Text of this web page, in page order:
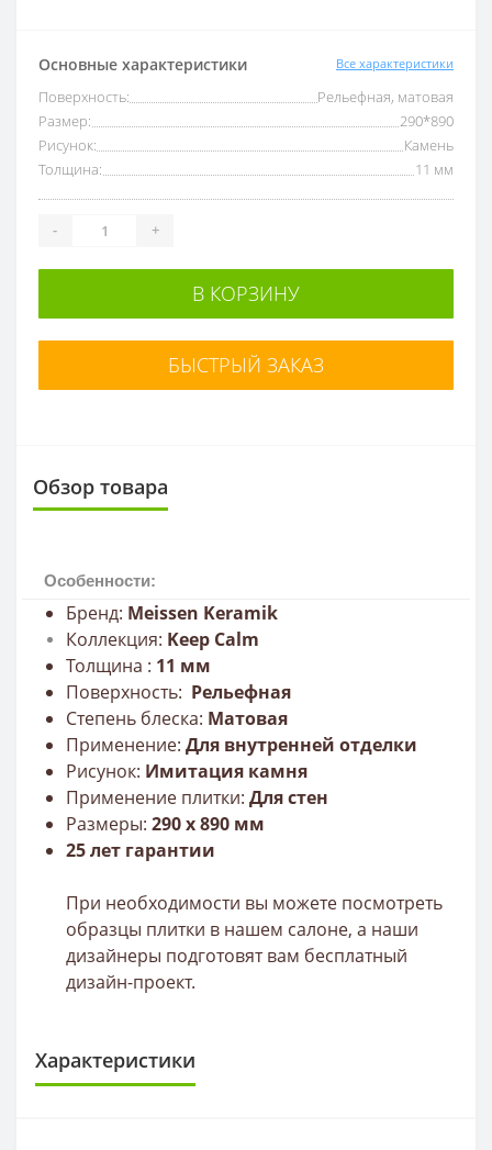
Основные характеристики Все характеристики
Поверхность:
Рельефная, матовая
Размер:
290*890
Рисунок:
Камень
Толщина:
11 мм
- +
В КОРЗИНУ
БЫСТРЫЙ ЗАКАЗ
Обзор товара
Особенности:
Бренд: Meissen Keramik
Коллекция: Keep Calm
Толщина : 11 мм
Поверхность: Рельефная
Степень блеска: Матовая
Применение: Для внутренней отделки
Рисунок: Имитация камня
Применение плитки: Для стен
Размеры: 290 x 890 мм
25 лет гарантии
При необходимости вы можете посмотреть
образцы плитки в нашем салоне, а наши
дизайнеры подготовят вам бесплатный
дизайн-проект.
Характеристики